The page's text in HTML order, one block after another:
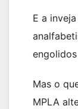
E a
Mas o
MPLA